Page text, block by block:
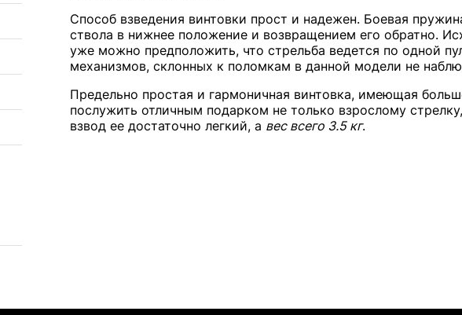
Способ взведения винтовки прост и надежен. Боевая
ствола в нижнее положение и возвращением его обратно.
уже можно предположить, что стрельба ведется по одной
механизмов, склонных к поломкам в данной модели не
Предельно простая и гармоничная винтовка, имеющая
послужить отличным подарком не только взрослому
взвод ее достаточно легкий, а вес всего 3.5 кг.